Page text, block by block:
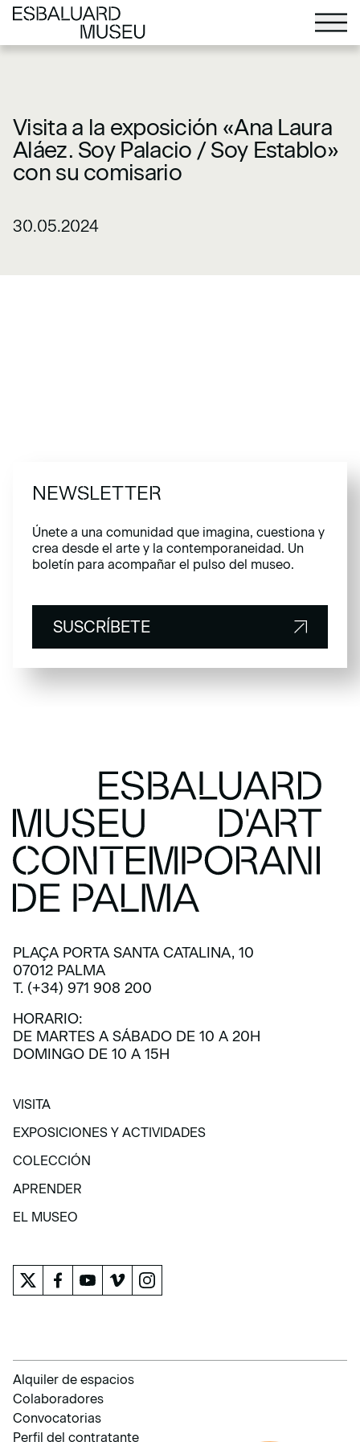
Visita a la exposición «Ana Laura
Aláez. Soy Palacio / Soy Establo»
con su comisario
30.05.2024
NEWSLETTER
Únete a una comunidad que imagina, cuestiona y
crea desde el arte y la contemporaneidad. Un
boletín para acompañar el pulso del museo.
SUSCRÍBETE
SUSCRÍBETE
PLAÇA PORTA SANTA CATALINA, 10
07012 PALMA
T. (+34) 971 908 200
HORARIO:
DE MARTES A SÁBADO DE 10 A 20H
DOMINGO DE 10 A 15H
VISITA
VISITA
EXPOSICIONES Y ACTIVIDADES
EXPOSICIONES Y ACTIVIDADES
COLECCIÓN
COLECCIÓN
APRENDER
APRENDER
EL MUSEO
Alquiler de espacios
Colaboradores
Convocatorias
Perfil del contratante